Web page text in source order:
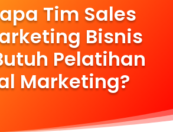
Tim Sales
Bisnis
Pelatihan
Marketing?